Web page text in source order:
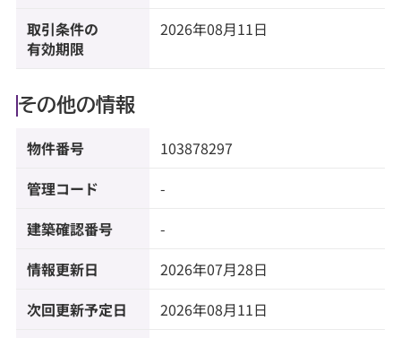
取引条件の
有効期限
2026年08月11日
その他の情報
物件番号 103878297
管理コード -
建築確認番号 -
情報更新日 2026年07月28日
次回更新予定日 2026年08月11日